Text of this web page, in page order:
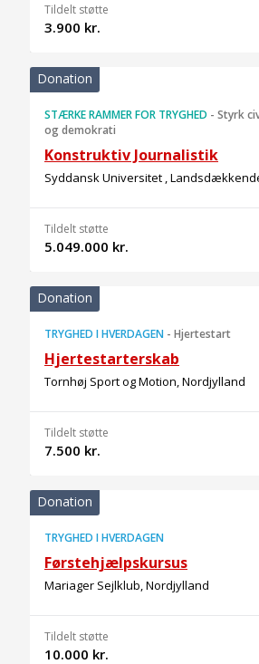
Tildelt støtte
3.900 kr.
Donation
STÆRKE RAMMER FOR TRYGHED - Styrk
og demokrati
Konstruktiv Journalistik
Syddansk Universitet ,
Tildelt støtte
5.049.000 kr.
Donation
TRYGHED I HVERDAGEN - Hjertestart
Hjertestarterskab
Tornhøj Sport og Motion, Nordjylland
Tildelt støtte
7.500 kr.
Donation
TRYGHED I HVERDAGEN
Førstehjælpskursus
Mariager Sejlklub, Nordjylland
Tildelt støtte
10.000 kr.